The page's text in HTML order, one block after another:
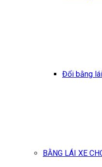
Đổi bằng
BẰNG LÁI XE